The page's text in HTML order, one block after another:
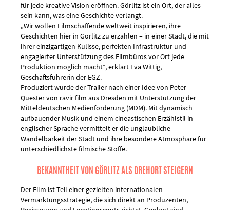
für jede kreative Vision eröffnen. Görlitz ist ein Ort, der alles
sein kann, was eine Geschichte verlangt.
„Wir wollen Filmschaffende weltweit inspirieren, ihre
Geschichten hier in Görlitz zu erzählen – in einer Stadt, die mit
ihrer einzigartigen Kulisse, perfekten Infrastruktur und
engagierter Unterstützung des Filmbüros vor Ort jede
Produktion möglich macht“, erklärt Eva Wittig,
Geschäftsführerin der EGZ.
Produziert wurde der Trailer nach einer Idee von Peter
Quester von ravir film aus Dresden mit Unterstützung der
Mitteldeutschen Medienförderung (MDM). Mit dynamisch
aufbauender Musik und einem cineastischen Erzählstil in
englischer Sprache vermittelt er die unglaubliche
Wandelbarkeit der Stadt und ihre besondere Atmosphäre für
unterschiedlichste filmische Stoffe.
BEKANNTHEIT VON GÖRLITZ ALS DREHORT STEIGERN
Der Film ist Teil einer gezielten internationalen
Vermarktungsstrategie, die sich direkt an Produzenten,